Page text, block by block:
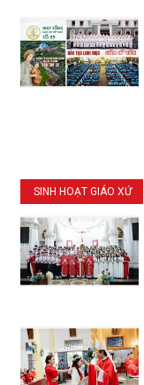
SINH HOẠT GIÁO XỨ